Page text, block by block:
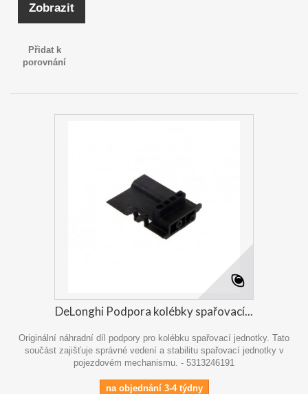
Zobrazit
Přidat k
porovnání
DeLonghi Podpora kolébky spařovací...
Originální náhradní díl podpory pro kolébku spařovací jednotky. Tato
součást zajišťuje správné vedení a stabilitu spařovací jednotky v
pojezdovém mechanismu. - 5313246191
na objednání 3-4 týdny